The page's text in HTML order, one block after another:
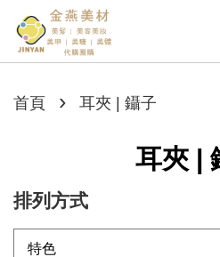
首頁 › 耳夾 | 鑷子
耳夾 |
排列方式